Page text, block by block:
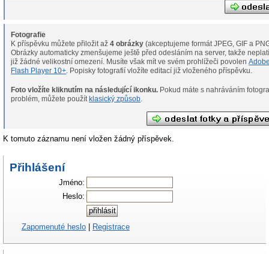
Fotografie
K příspěvku můžete přiložit až4 obrázky (akceptujeme formát JPEG, GIF a
Obrázky automaticky zmenšujeme ještě před odesláním na server, takže
již žádné velikostní omezení. Musíte však mít ve svém prohlížeči povolen
Flash Player 10+ . Popisky fotografií vložíte editací již vloženého příspěvku.
Foto vložíte kliknutím na následující ikonku.
problém, můžete použít klasický způsob.
K tomuto záznamu není vložen žádný příspěvek.
Přihlášení
Jméno:
Heslo:
Zapomenuté heslo | Registrace